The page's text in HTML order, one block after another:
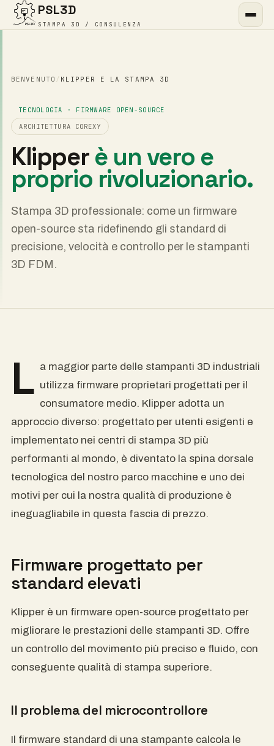
PSL3D
STAMPA 3D / CONSULENZA
BENVENUTO / KLIPPER E LA STAMPA 3D
TECNOLOGIA · FIRMWARE OPEN-SOURCE
ARCHITETTURA COREXY
Klipperè un vero e
proprio rivoluzionario.
Stampa 3D professionale: come un firmware
open-source sta ridefinendo gli standard di
precisione, velocità e controllo per le stampanti
3D FDM.
L a maggior parte delle stampanti 3D industriali
utilizza firmware proprietari progettati per il
consumatore medio. Klipper adotta un
approccio diverso: progettato per utenti esigenti e
implementato nei centri di stampa 3D più
performanti al mondo, è diventato la spina dorsale
tecnologica del nostro parco macchine e uno dei
motivi per cui la nostra qualità di produzione è
ineguagliabile in questa fascia di prezzo.
Firmware progettato per
standard elevati
Klipper è un firmware open-source progettato per
migliorare le prestazioni delle stampanti 3D. Offre
un controllo del movimento più preciso e fluido, con
conseguente qualità di stampa superiore.
Il problema del microcontrollore
Il firmware standard di una stampante calcola le